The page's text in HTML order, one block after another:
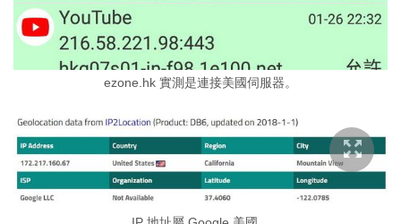
ezone.hk 實測是連接美國伺服器。